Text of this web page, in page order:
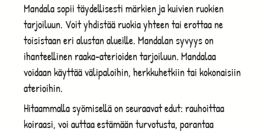
Mandala sopii täydellisesti märkien ja kuivien ruokien
tarjoiluun. Voit yhdistää ruokia yhteen tai erottaa ne
toisistaan eri alustan alueille. Mandalan syvyys on
ihanteellinen raaka-aterioiden tarjoiluun. Mandalaa
voidaan käyttää välipaloihin, herkkuhetkiin tai kokonaisiin
aterioihin.
Hitaammalla syömisellä on seuraavat edut: rauhoittaa
koiraasi, voi auttaa estämään turvotusta, parantaa